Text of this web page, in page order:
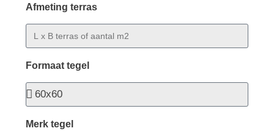
Afmeting terras
Formaat tegel
Merk tegel